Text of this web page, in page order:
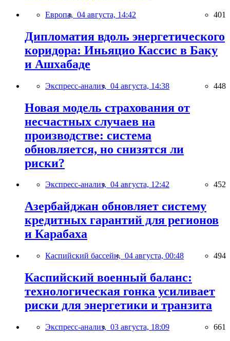
Европа, 04 августа, 14:42 401
Дипломатия вдоль энергетического
коридора: Иньяцио Кассис в Баку
и Ашхабаде
Экспресс-анализ, 04 августа, 14:38 448
Новая модель страхования от
несчастных случаев на
производстве: система
обновляется, но снизятся ли
риски?
Экспресс-анализ, 04 августа, 12:42 452
Азербайджан обновляет систему
кредитных гарантий для регионов
и Карабаха
Каспийский бассейн, 04 августа, 00:48 494
Каспийский военный баланс:
технологическая гонка усиливает
риски для энергетики и транзита
Экспресс-анализ, 03 августа, 18:09 661